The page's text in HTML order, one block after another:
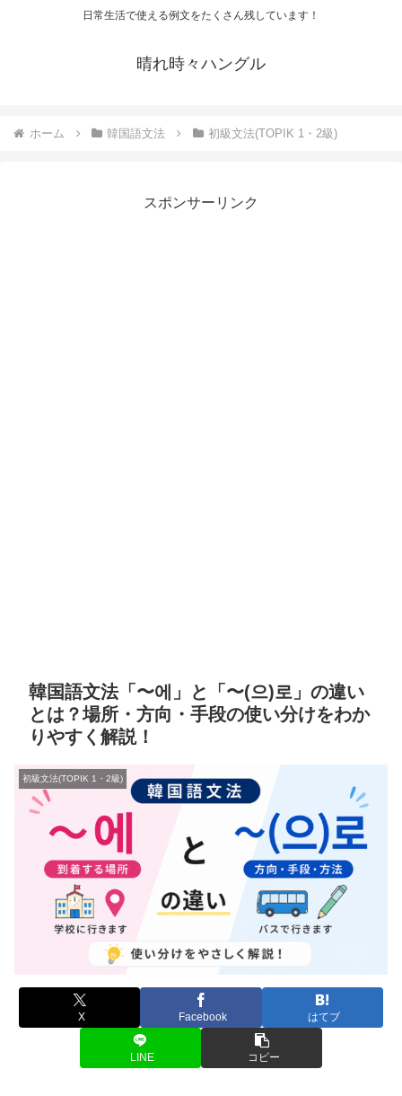
日常生活で使える例文をたくさん残しています！
晴れ時々ハングル
ホーム 韓国語文法 初級文法(TOPIK 1・2級)
スポンサーリンク
韓国語文法「〜에」と「〜(으)로」の違い
とは？場所・方向・手段の使い分けをわか
りやすく解説！
初級文法(TOPIK 1・2級)
X Facebook はてブ
LINE コピー